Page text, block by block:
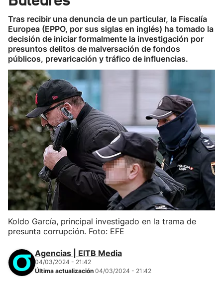
Tras recibir una denuncia de un particular, la Fiscalía
Europea (EPPO, por sus siglas en inglés) ha tomado la
decisión de iniciar formalmente la investigación por
presuntos delitos de malversación de fondos
públicos, prevaricación y tráfico de influencias.
Koldo García, principal investigado en la trama de
presunta corrupción. Foto: EFE
Agencias | EITB Media
04/03/2024 - 21:42
Última actualización 04/03/2024 - 21:42